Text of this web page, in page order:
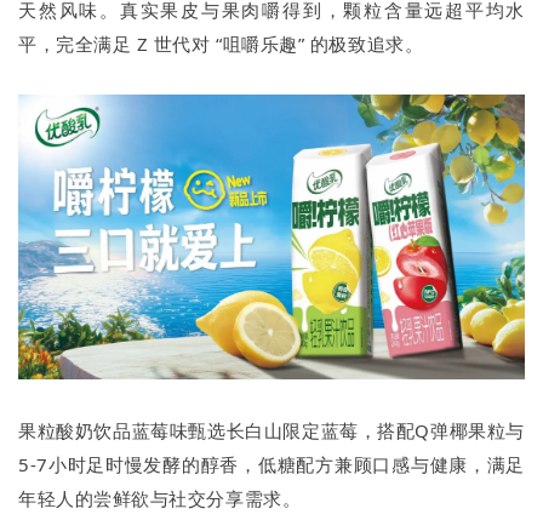
天然风味。真实果皮与果肉嚼得到，颗粒含量远超平均水
平，完全满足 Z 世代对 “咀嚼乐趣” 的极致追求。
果粒酸奶饮品蓝莓味甄选长白山限定蓝莓，搭配Q弹椰果粒与
5-7小时足时慢发酵的醇香，低糖配方兼顾口感与健康，满足
年轻人的尝鲜欲与社交分享需求。